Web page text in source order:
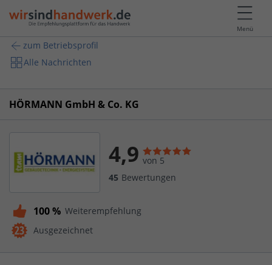
Menü
zum Betriebsprofil
Alle Nachrichten
HÖRMANN GmbH & Co. KG
4,9 von 5
45 Bewertungen
100 % Weiterempfehlung
Ausgezeichnet